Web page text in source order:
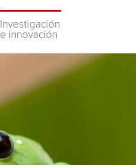
Investigación
e innovación